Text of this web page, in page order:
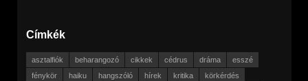
Címkék
asztalfiók beharangozó cikkek cédrus dráma
esszé
fénykör
haiku hangszóló hírek kritika
körkérdés